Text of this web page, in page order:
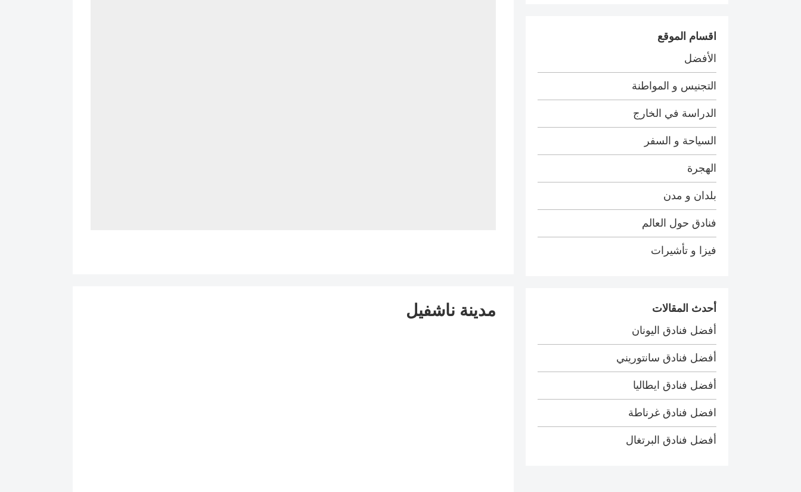
مدينة ناشفيل
اقسام الموقع
الأفضل
التجنيس و المواطنة
الدراسة في الخارج
السياحة و السفر
الهجرة
بلدان و مدن
فنادق حول العالم
فيزا و تأشيرات
أحدث المقالات
أفضل فنادق اليونان
أفضل فنادق سانتوريني
أفضل فنادق ايطاليا
افضل فنادق غرناطة
أفضل فنادق البرتغال